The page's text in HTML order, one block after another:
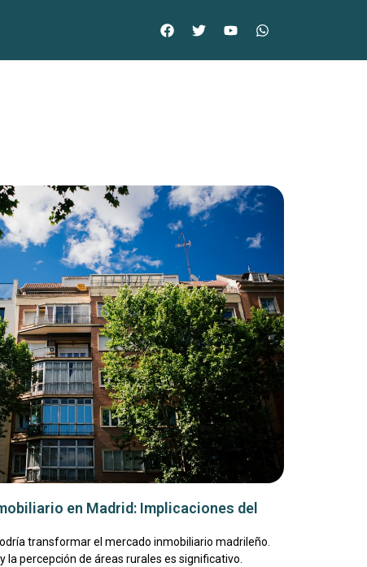
en Madrid: Implicaciones del
transformar el mercado inmobiliario madrileño.
la percepción de áreas rurales es significativo.